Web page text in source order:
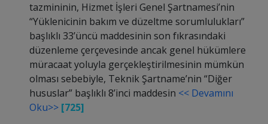
tazmininin, Hizmet İşleri Genel Şartnamesi’nin
“Yüklenicinin bakım ve düzeltme sorumlulukları”
başlıklı 33’üncü maddesinin son fıkrasındaki
düzenleme çerçevesinde ancak genel hükümlere
müracaat yoluyla gerçekleştirilmesinin mümkün
olması sebebiyle, Teknik Şartname’nin “Diğer
hususlar” başlıklı 8’inci maddesin << Devamını
Oku>> [725]